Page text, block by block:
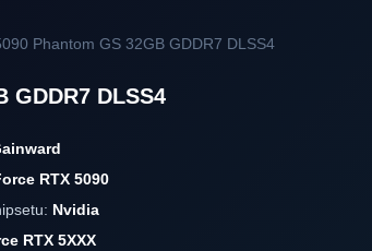
Phantom GS 32GB GDDR7 DLSS4
GDDR7 DLSS4
RTX 5090
Nvidia
RTX 5XXX